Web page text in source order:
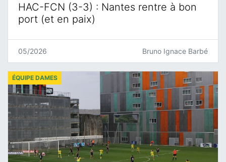
HAC-FCN (3-3) : Nantes rentre à bon
port (et en paix)
05/2026 Bruno Ignace Barbé
ÉQUIPE DAMES